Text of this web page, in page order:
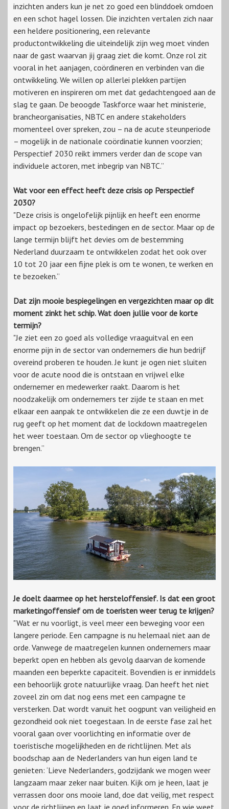
inzichten anders kun je net zo goed een blinddoek omdoen
en een schot hagel lossen. Die inzichten vertalen zich naar
een heldere positionering, een relevante
productontwikkeling die uiteindelijk zijn weg moet vinden
naar de gast waarvan jij graag ziet die komt. Onze rol zit
vooral in het aanjagen, coördineren en verbinden van die
ontwikkeling. We willen op allerlei plekken partijen
motiveren en inspireren om met dat gedachtengoed aan de
slag te gaan. De beoogde Taskforce waar het ministerie,
brancheorganisaties, NBTC en andere stakeholders
momenteel over spreken, zou – na de acute steunperiode
– mogelijk in de nationale coördinatie kunnen voorzien;
Perspectief 2030 reikt immers verder dan de scope van
individuele actoren, met inbegrip van NBTC.”
Wat voor een effect heeft deze crisis op Perspectief
2030?
"Deze crisis is ongelofelijk pijnlijk en heeft een enorme
impact op bezoekers, bestedingen en de sector. Maar op de
lange termijn blijft het devies om de bestemming
Nederland duurzaam te ontwikkelen zodat het ook over
10 tot 20 jaar een fijne plek is om te wonen, te werken en
te bezoeken.”
Dat zijn mooie bespiegelingen en vergezichten maar op dit
moment zinkt het schip. Wat doen jullie voor de korte
termijn?
"Je ziet een zo goed als volledige vraaguitval en een
enorme pijn in de sector van ondernemers die hun bedrijf
overeind proberen te houden. Je kunt je ogen niet sluiten
voor de acute nood die is ontstaan en vrijwel elke
ondernemer en medewerker raakt. Daarom is het
noodzakelijk om ondernemers ter zijde te staan en met
elkaar een aanpak te ontwikkelen die ze een duwtje in de
rug geeft op het moment dat de lockdown maatregelen
het weer toestaan. Om de sector op vlieghoogte te
brengen.”
Je doelt daarmee op het hersteloffensief. Is dat een groot
marketingoffensief om de toeristen weer terug te krijgen?
"Wat er nu voorligt, is veel meer een beweging voor een
langere periode. Een campagne is nu helemaal niet aan de
orde. Vanwege de maatregelen kunnen ondernemers maar
beperkt open en hebben als gevolg daarvan de komende
maanden een beperkte capaciteit. Bovendien is er inmiddels
een behoorlijk grote natuurlijke vraag. Dan heeft het niet
zoveel zin om dat nog eens met een campagne te
versterken. Dat wordt vanuit het oogpunt van veiligheid en
gezondheid ook niet toegestaan. In de eerste fase zal het
vooral gaan over voorlichting en informatie over de
toeristische mogelijkheden en de richtlijnen. Met als
boodschap aan de Nederlanders van hun eigen land te
genieten: ‘Lieve Nederlanders, godzijdank we mogen weer
langzaam maar zeker naar buiten. Kijk om je heen, laat je
verrassen door ons mooie land, doe dat veilig, met respect
voor de richtlijnen en laat je goed informeren. En wie weet,